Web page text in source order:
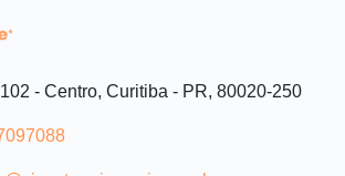
- Centro, Curitiba - PR, 80020-250